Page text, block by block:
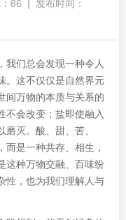
86 |
发布时间：
我们总会发现一种令人
。这不仅仅是自然界元
间万物的本质与关系的
不会改变；盐即使融入
灭。酸、甜、苦、
是一种共存、相生，
这种万物交融、百味纷
性，也为我们理解人与